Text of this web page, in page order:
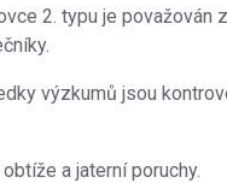
2. typu je považován
výzkumů jsou
a jaterní poruchy.